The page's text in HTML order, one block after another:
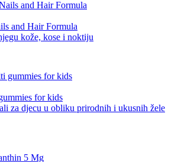
and Hair Formula
kože, kose i noktiju
for kids
za djecu u obliku prirodnih i ukusnih žele